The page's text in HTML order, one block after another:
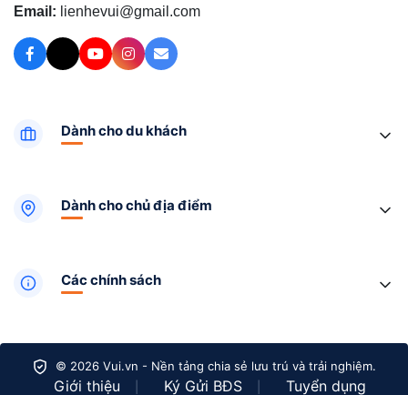
Email: lienhevui@gmail.com
Dành cho du khách
Dành cho chủ địa điểm
Các chính sách
© 2026 Vui.vn - Nền tảng chia sẻ lưu trú và trải nghiệm.
Giới thiệu Ký Gửi BĐS Tuyển dụng